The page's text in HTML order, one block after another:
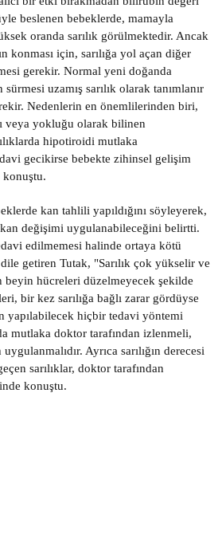
beslenen bebeklerde, mamayla
oranda sarılık görülmektedir. Ancak
konması için, sarılığa yol açan diğer
gerekir. Normal yeni doğanda
uzamış sarılık olarak tanımlanır
Nedenlerin en önemlilerinden biri,
veya yokluğu olarak bilinen
hipotiroidi mutlaka
gecikirse bebekte zihinsel gelişim
kan tahlili yapıldığını söyleyerek,
değişimi uygulanabileceğini belirtti.
edilmemesi halinde ortaya kötü
getiren Tutak, "Sarılık çok yükselir ve
beyin hücreleri düzelmeyecek şekilde
bir kez sarılığa bağlı zarar gördüyse
yapılabilecek hiçbir tedavi yöntemi
mutlaka doktor tarafından izlenmeli,
Ayrıca sarılığın derecesi
sarılıklar, doktor tarafından
konuştu.